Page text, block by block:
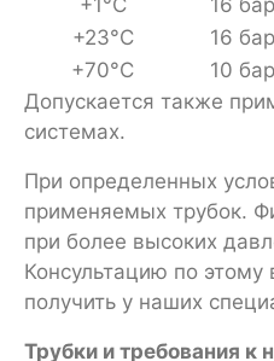
+23°С
16 бар
+70°С
10 бар
Допускается также
системах.
При определенных
применяемых трубок.
при более высоких
Консультацию по
получить у наших
Трубки и требования к